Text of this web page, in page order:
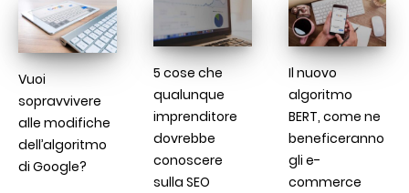
Vuoi
sopravvivere
alle modifiche
dell’algoritmo
di Google?
5 cose che
qualunque
imprenditore
dovrebbe
conoscere
sulla SEO
Il nuovo
algoritmo
BERT, come ne
beneficeranno
gli e-
commerce